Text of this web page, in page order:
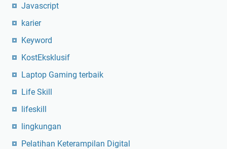
Javascript
karier
Keyword
KostEksklusif
Laptop Gaming terbaik
Life Skill
lifeskill
lingkungan
Pelatihan Keterampilan Digital